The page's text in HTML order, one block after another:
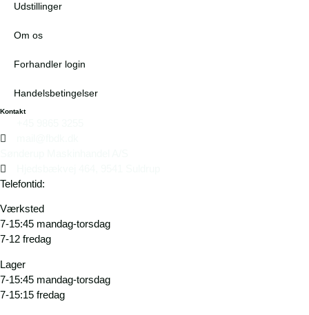
Udstillinger
Om os
Forhandler login
Handelsbetingelser
Kontakt
Telefontid:
Værksted
7-15:45 mandag-torsdag
7-12 fredag
Lager
7-15:45 mandag-torsdag
7-15:15 fredag